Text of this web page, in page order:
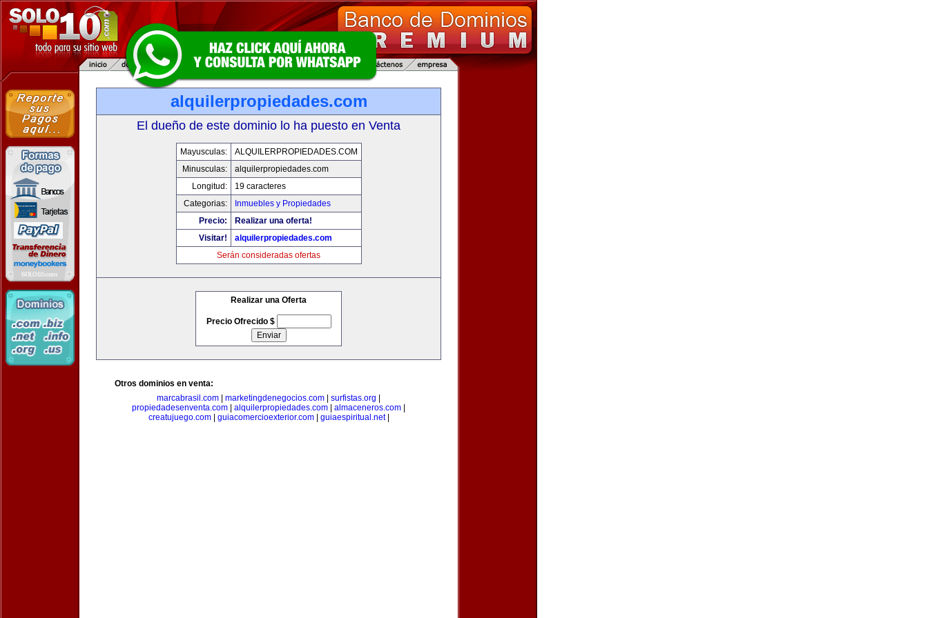
alquilerpropiedades.com
El dueño de este dominio lo ha puesto en Venta
Mayusculas:
ALQUILERPROPIEDADES.COM
Minusculas:
alquilerpropiedades.com
Longitud:
19 caracteres
Categorias:
Inmuebles y Propiedades
Precio:
Realizar una oferta!
Visitar!
alquilerpropiedades.com
Serán consideradas ofertas
Realizar una Oferta
Precio Ofrecido $
Otros dominios en venta:
marcabrasil.com
marketingdenegocios.com surfistas.org
propiedadesenventa.com
alquilerpropiedades.com almaceneros.com
creatujuego.com| guiacomercioexterior.com| guiaespiritual.net|